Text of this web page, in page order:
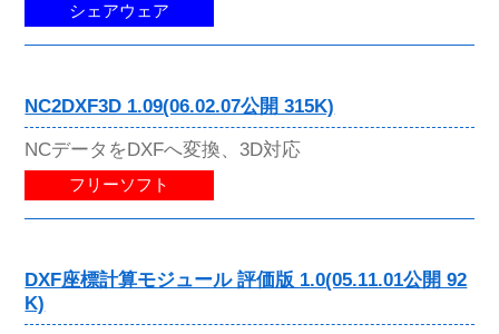
シェアウェア
NC2DXF3D 1.09(06.02.07公開 315K)
NCデータをDXFへ変換、3D対応
フリーソフト
DXF座標計算モジュール 評価版 1.0(05.11.01公開 92
K)